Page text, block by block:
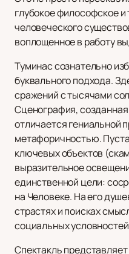
глубокое философское
человеческого
воплощенное в работу
Туминас сознательно
буквального подхода.
сражений с тысячами
Сценография,
отличается гениальной
метафоричностью.
ключевых объектов
выразительное
единственной цели:
на Человеке. На его
страстях и поисках
социальных
Спектакль